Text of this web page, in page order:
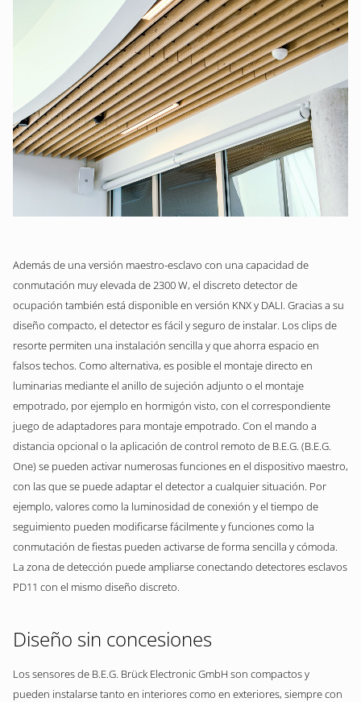
Además de una versión maestro-esclavo con una capacidad de
conmutación muy elevada de 2300 W, el discreto detector de
ocupación también está disponible en versión KNX y DALI. Gracias a su
diseño compacto, el detector es fácil y seguro de instalar. Los clips de
resorte permiten una instalación sencilla y que ahorra espacio en
falsos techos. Como alternativa, es posible el montaje directo en
luminarias mediante el anillo de sujeción adjunto o el montaje
empotrado, por ejemplo en hormigón visto, con el correspondiente
juego de adaptadores para montaje empotrado. Con el mando a
distancia opcional o la aplicación de control remoto de B.E.G. (B.E.G.
One) se pueden activar numerosas funciones en el dispositivo maestro,
con las que se puede adaptar el detector a cualquier situación. Por
ejemplo, valores como la luminosidad de conexión y el tiempo de
seguimiento pueden modificarse fácilmente y funciones como la
conmutación de fiestas pueden activarse de forma sencilla y cómoda.
La zona de detección puede ampliarse conectando detectores esclavos
PD11 con el mismo diseño discreto.
Diseño sin concesiones
Los sensores de B.E.G. Brück Electronic GmbH son compactos y
pueden instalarse tanto en interiores como en exteriores, siempre con